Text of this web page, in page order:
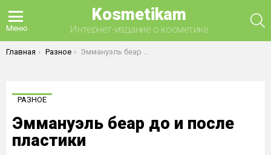
Меню
Kosmetikam
Интернет-издание о косметике
Вы здесь:
Главная Разное Эммануэль беар до и после пластики
РАЗНОЕ
Эммануэль беар до и после
пластики